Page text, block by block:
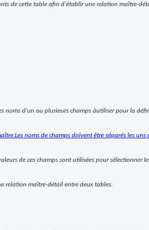
de cette table afin d'établir une relation maître-
noms d'un ou plusieurs champs àutiliser pour la
noms de champs doivent être séparés les uns
de ces champs sont utilisées pour sélectionner
relation maître-détail entre deux tables.